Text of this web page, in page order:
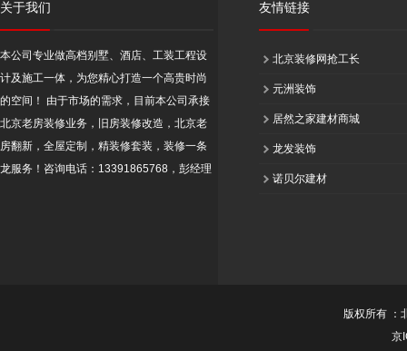
关于我们
本公司专业做高档别墅、酒店、工装工程设
计及施工一体，为您精心打造一个高贵时尚
的空间！ 由于市场的需求，目前本公司承接
北京老房装修业务，旧房装修改造，北京老
房翻新，全屋定制，精装修套装，装修一条
龙服务！咨询电话：13391865768，彭经理
友情链接
北京装修网抢工长
元洲装饰
居然之家建材商城
龙发装饰
诺贝尔建材
版权所有 ：
京